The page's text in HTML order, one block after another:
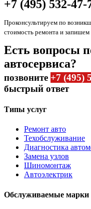
+7 (495) 532-47-
Проконсультируем по
стоимость ремонта и запишем
Есть вопросы
автосервиса?
позвоните +7 (495)
быстрый ответ
Типы услуг
Ремонт авто
Техобслуживание
Диагностика
Замена узлов
Шиномонтаж
Автоэлектрик
Обслуживаемые марки